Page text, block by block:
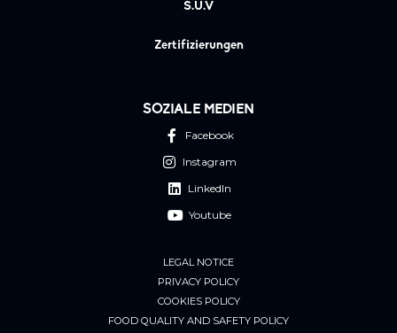
S.U.V
Zertifizierungen
SOZIALE MEDIEN
Facebook
Instagram
LinkedIn
Youtube
LEGAL NOTICE
PRIVACY POLICY
COOKIES POLICY
FOOD QUALITY AND SAFETY POLICY